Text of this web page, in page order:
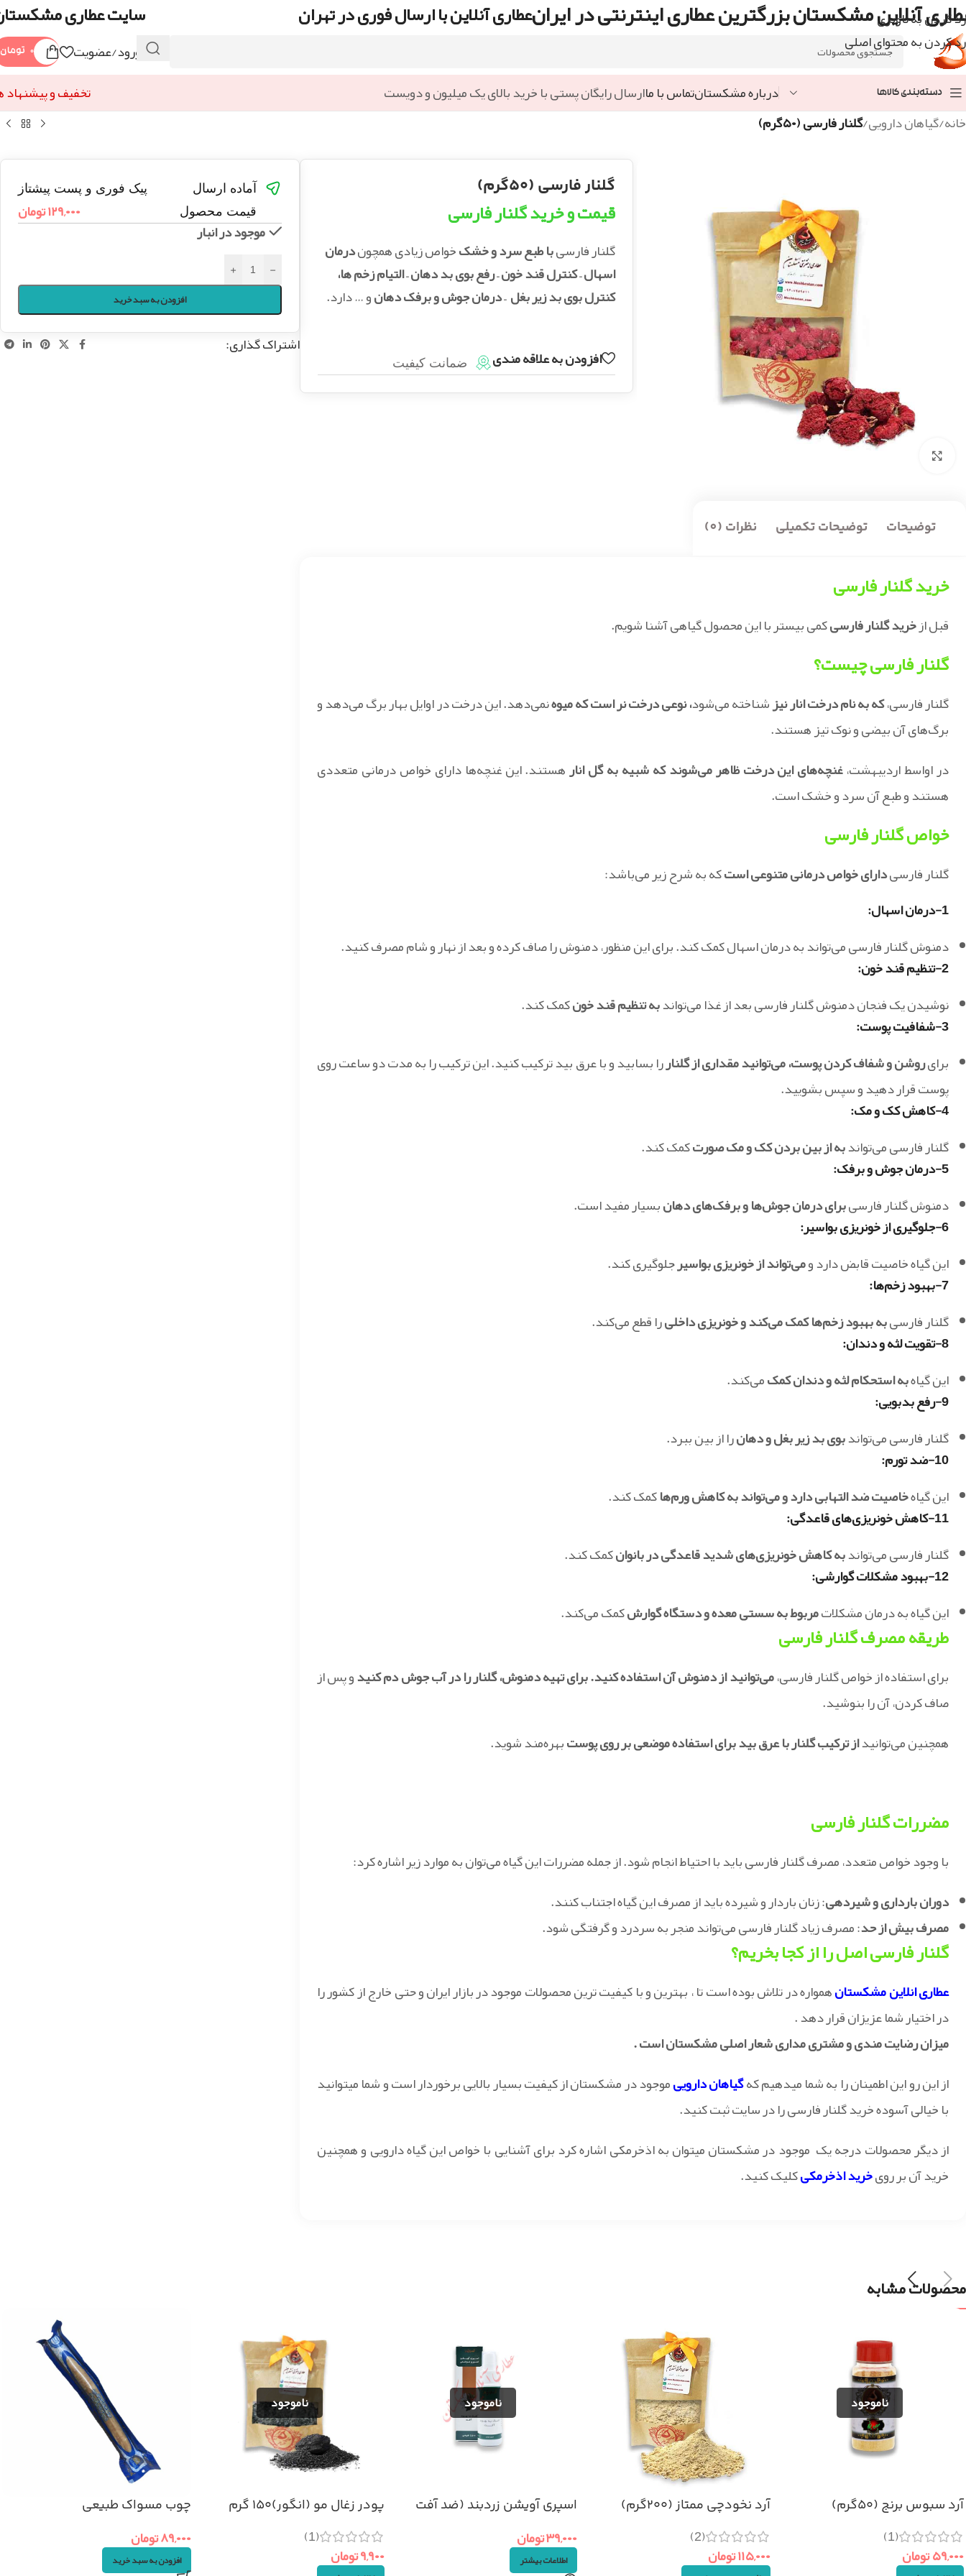
رد کردن به ناوبری
رد کردن به محتوای اصلی
آنلاین مشکستان بزرگترین عطاری اینترنتی در ایرانعطاری آنلاین با ارسال فوری در تهران سایت عطاری
ورود/عضویت ۰ تومان
دسته‌بندی کالاها درباره مشکستانتماس با ماارسال رایگان پستی با خرید بالای یک میلیون و دویست
تخفیف و پیشنهاد
خانه/گیاهان دارویی/گلنار فارسی (۵۰گرم)
بزرگنمایی تصویر
گلنار فارسی (۵۰گرم)
قیمت و خرید گلنار فارسی
گلنار فارسیبا طبع سرد و خشکخواص زیادی همچوندرمان
اسهال – کنترل قند خون – رفع بوی بد دهان – التیام زخم ها،
کنترل بوی بد زیر بغل – درمان جوش و برفک دهانو … دارد.
افزودن به علاقه مندی ضمانت کیفیت
توضیحات توضیحات تکمیلی نظرات (0)
خرید گلنار فارسی
قبل ازخرید گلنار فارسیکمی بیستر با این محصول گیاهی آشنا شویم.
گلنار فارسی چیست؟
گلنار فارسی،که به نام درخت انار نیزشناخته می‌شود، نوعی درخت نر است که میوهنمی‌دهد. این درخت در اوایل بهار برگ می‌دهد و
برگ‌های آن بیضی و نوک تیز هستند.
در اواسط اردیبهشت،غنچه‌های این درخت ظاهر می‌شوند که شبیه به گل انارهستند. این غنچه‌ها دارای خواص درمانی متعددی
هستند و طبع آن سرد و خشک است.
خواص گلنار فارسی
گلنار فارسیدارای خواص درمانی متنوعی استکه به شرح زیر می‌باشد:
1-درمان اسهال
:
دمنوش گلنار فارسی می‌تواند به درمان اسهال کمک کند. برای این منظور، دمنوش را صاف کرده و بعد از نهار و شام مصرف کنید.
2-تنظیم قند خون
:
نوشیدن یک فنجان دمنوش گلنار فارسی بعد از غذا می‌تواندبه تنظیم قند خونکمک کند.
3-شفافیت پوست
:
برایروشن و شفاف کردن پوست، می‌توانید مقداری از گلناررا بسابید و با عرق بید ترکیب کنید. این ترکیب را به مدت دو ساعت روی
پوست قرار دهید و سپس بشویید.
4-کاهش کک و مک
:
گلنار فارسی می‌تواندبه از بین بردن کک و مک صورتکمک کند.
5-درمان جوش و برفک
:
دمنوش گلنار فارسیبرای درمان جوش‌ها و برفک‌های دهانبسیار مفید است.
6-جلوگیری از خونریزی بواسیر
:
این گیاه خاصیت قابض دارد ومی‌تواند از خونریزی بواسیرجلوگیری کند.
7-بهبود زخم‌ها
:
گلنار فارسیبه بهبود زخم‌ها کمک می‌کند و خونریزی داخلیرا قطع می‌کند.
8-تقویت لثه و دندان
:
این گیاهبه استحکام لثه و دندان کمکمی‌کند.
9-رفع بدبویی
:
گلنار فارسی می‌تواندبوی بد زیر بغل و دهانرا از بین ببرد.
10-ضد تورم
:
این گیاهخاصیت ضد التهابی دارد و می‌تواند به کاهش ورم‌هاکمک کند.
11-کاهش خونریزی‌های قاعدگی
:
گلنار فارسی می‌تواندبه کاهش خونریزی‌های شدید قاعدگی در بانوانکمک کند.
12-بهبود مشکلات گوارشی
:
این گیاه به درمان مشکلاتمربوط به سستی معده و دستگاه گوارشکمک می‌کند.
طریقه مصرف گلنار فارسی
برای استفاده از خواص گلنار فارسی،می‌توانید از دمنوش آن استفاده کنید. برای تهیه دمنوش، گلنار را در آب جوش دم کنیدو پس از
صاف کردن، آن را بنوشید.
همچنین می‌توانیداز ترکیب گلنار با عرق بید برای استفاده موضعی بر روی پوستبهره‌مند شوید.
مضررات گلنار فارسی
با وجود خواص متعدد، مصرف گلنار فارسی باید با احتیاط انجام شود. از جمله مضررات این گیاه می‌توان به موارد زیر اشاره کرد:
دوران بارداری و شیردهی: زنان باردار و شیرده باید از مصرف این گیاه اجتناب کنند.
مصرف بیش از حد: مصرف زیاد گلنار فارسی می‌تواند منجر به سردرد و گرفتگی شود.
گلنار فارسی اصل را از کجا بخریم؟
عطاری انلاین مشکستانهمواره در تلاش بوده است تا ، بهترین و با کیفیت ترین محصولات موجود در بازار ایران و حتی خارج از کشور را
در اختیار شما عزیزان قرار دهد .
میزان رضایت مندی و مشتری مداری شعار اصلی مشکستان است .
از این رو این اطمینان را به شما میدهیم کهگیاهان داروییموجود در مشکستان از کیفیت بسیار بالایی برخوردار است و شما میتوانید
با خیالی آسوده خرید گلنار فارسی را در سایت ثبت کنید.
از دیگر محصولات درجه یک موجود در مشکستان میتوان به اذخرمکی اشاره کرد برای آشنایی با خواص این گیاه دارویی و همچنین
خرید آن بر رویخرید اذخرمکیکلیک کنید.
آماده ارسال
پیک فوری و پست پیشتاز
قیمت محصول
۱۲۹,۰۰۰تومان
موجود در انبار
-
+
افزودن به سبد خرید
اشتراک گذاری:
محصولات مشابه
آرد سبوس برنج (۵۰گرم)
(1)
۵۹,۰۰۰تومان
آرد نخودچی ممتاز (۲۰۰گرم)
(2)
۱۱۵,۰۰۰تومان
اسپری آویشن زردبند (ضد آفت
۳۹,۰۰۰تومان
اطلاعات بیشتر
پودر زغال مو (انگور)۱۵۰ گرم
(1)
۹,۹۰۰تومان
چوب مسواک طبیعی
۸۹,۰۰۰تومان
افزودن به سبد خرید